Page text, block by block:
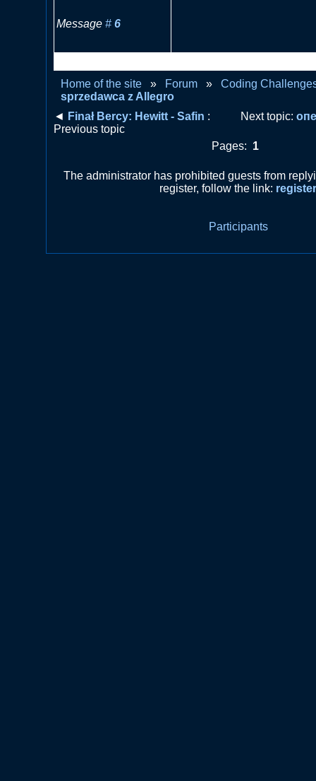
Message # 6
Home of the site
» Forum » Coding
sprzedawca z Allegro
◄ Finał Bercy: Hewitt - Safin :
Previous topic
Next topic:
Pages: 1
The administrator has prohibited guests from
register, follow the link:
Participants